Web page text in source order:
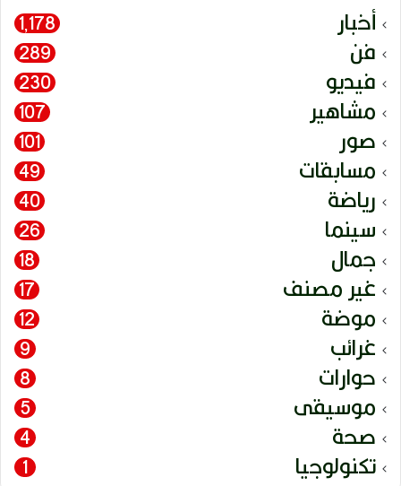
أخبار 1٬178
فن 289
فيديو 230
مشاهير 107
صور 101
مسابقات 49
رياضة 40
سينما 26
جمال 18
غير مصنف 17
موضة 12
غرائب 9
حوارات 8
موسيقى 5
صحة 4
تكنولوجيا 1